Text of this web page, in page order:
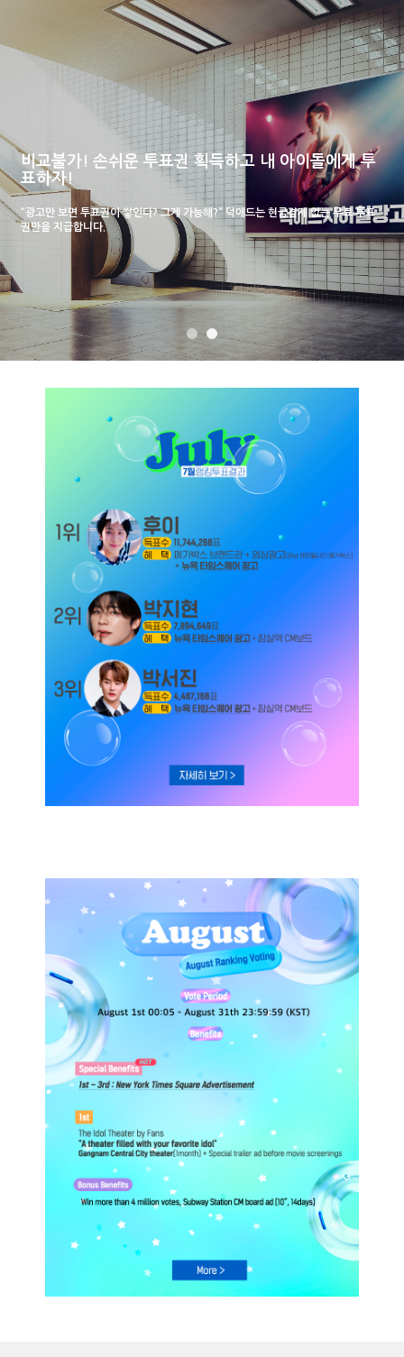
비교불가! 손쉬운 투표권 획득하고 내 아이돌에게 투
표하자!
“광고만 보면 투표권이 쌓인다? 그게 가능해?” 덕애드는 현금결제 없는 무료 투표
권만을 지급합니다.